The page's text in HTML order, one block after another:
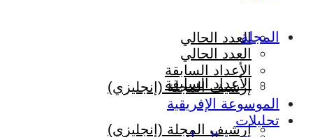
العدد الحالي
الأعداد السابقة
إرشيف المجلة (إنجليزي)
المجلة
العدد الحالي
الأعداد السابقة
إرشيف المجلة (إنجليزي)
الموسوعة الإفريقية
تحليلات